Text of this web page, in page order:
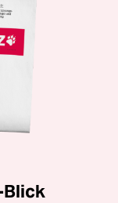
Blick